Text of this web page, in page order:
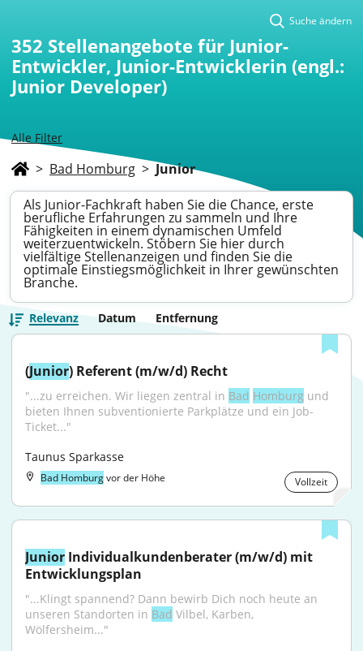
Alle Filter
Suche ändern
352 Stellenangebote für Junior-
Entwickler, Junior-Entwicklerin (engl.:
Junior Developer)
> Bad Homburg > Junior
Als Junior-Fachkraft haben Sie die Chance, erste
berufliche Erfahrungen zu sammeln und Ihre
Fähigkeiten in einem dynamischen Umfeld
weiterzuentwickeln. Stöbern Sie hier durch
vielfältige Stellenanzeigen und finden Sie die
optimale Einstiegsmöglichkeit in Ihrer gewünschten
Branche.
Relevanz Datum Entfernung
(Junior) Referent (m/w/d) Recht
"...zu erreichen. Wir liegen zentral in Bad Homburg und
bieten Ihnen subventionierte Parkplätze und ein Job-
Ticket..."
Taunus Sparkasse
Bad Homburgvor der Höhe Vollzeit
Junior Individualkundenberater (m/w/d) mit
Entwicklungsplan
"...Klingt spannend? Dann bewirb Dich noch heute an
unseren Standorten in Bad Vilbel, Karben,
Wölfersheim..."